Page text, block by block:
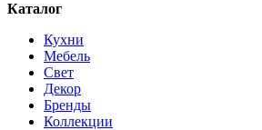
Каталог
Кухни
Мебель
Свет
Декор
Бренды
Коллекции